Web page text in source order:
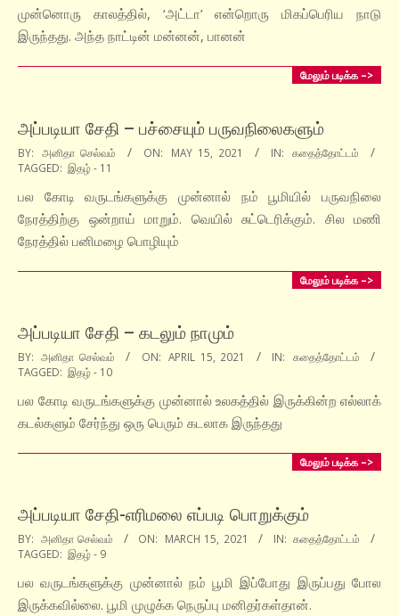
15
முன்னொரு காலத்தில், ‘அட்டா’ என்றொரு மிகப்பெரிய நாடு
இருந்தது. அந்த நாட்டின்‌ மன்னன், பானன்
மேலும் படிக்க –>
அப்படியா சேதி – பச்சையும் பருவநிலைகளும்
2021-
05-
15
BY: அனிதா செல்வம் ON: MAY 15, 2021 IN:
கதைத்தோட்டம்
TAGGED: இதழ் - 11
பல கோடி வருடங்களுக்கு முன்னால் நம் பூமியில் பருவநிலை
நேரத்திற்கு ஒன்றாய் மாறும். வெயில் சுட்டெரிக்கும். சில மணி
நேரத்தில் பனிமழை பொழியும்
மேலும் படிக்க –>
அப்படியா சேதி – கடலும் நாமும்
2021-
04-
15
BY: அனிதா செல்வம் ON: APRIL 15, 2021 IN:
கதைத்தோட்டம்
TAGGED: இதழ் - 10
பல கோடி வருடங்களுக்கு முன்னால் உலகத்தில் இருக்கின்ற எல்லாக்
கடல்களும் சேர்ந்து ஒரு பெரும் கடலாக இருந்தது
மேலும் படிக்க –>
அப்படியா சேதி-எரிமலை எப்படி பொறுக்கும்
2021-
03-
15
BY: அனிதா செல்வம் ON: MARCH 15, 2021 IN: கதைத்தோட்டம்
TAGGED: இதழ் - 9
பல வருடங்களுக்கு முன்னால் நம் பூமி இப்போது இருப்பது போல
இருக்கவில்லை. பூமி முழுக்க நெருப்பு மனிதர்கள்தான்.